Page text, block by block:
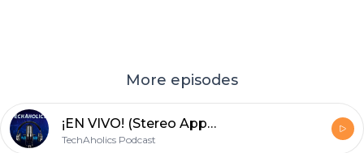
More episodes
¡EN VIVO! (Stereo App): El Avioncito de Skywalker, probamos Stereo App, sillas racing de gamers más invitados de lujo
TechAholics Podcast